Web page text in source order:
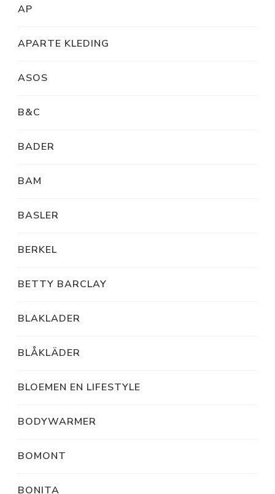
AP
APARTE KLEDING
ASOS
B&C
BADER
BAM
BASLER
BERKEL
BETTY BARCLAY
BLAKLADER
BLÅKLÄDER
BLOEMEN EN LIFESTYLE
BODYWARMER
BOMONT
BONITA